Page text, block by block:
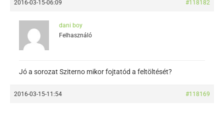
2016-03-15-06:09 #118182
dani boy
Felhasználó
Jó a sorozat Sziterno mikor fojtatód a feltöltését?
2016-03-15-11:54 #118169